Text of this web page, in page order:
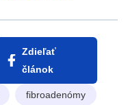
Zdieľať
článok
fibroadenómy